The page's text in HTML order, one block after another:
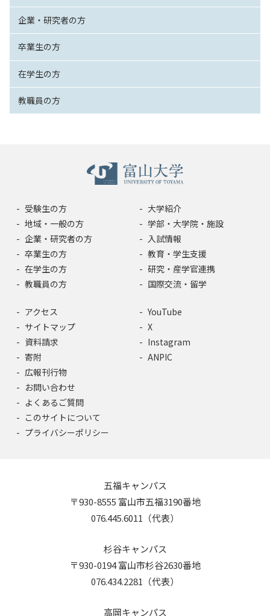
企業・研究者の方
卒業生の方
在学生の方
教職員の方
受験生の方
地域・一般の方
企業・研究者の方
卒業生の方
在学生の方
教職員の方
大学紹介
学部・大学院・施設
入試情報
教育・学生支援
研究・産学官連携
国際交流・留学
アクセス
サイトマップ
資料請求
寄附
広報刊行物
お問い合わせ
よくあるご質問
このサイトについて
プライバシーポリシー
YouTube
X
Instagram
ANPIC
五福キャンパス
〒930-8555 富山市五福3190番地
076.445.6011（代表）
杉谷キャンパス
〒930-0194 富山市杉谷2630番地
076.434.2281（代表）
高岡キャンパス